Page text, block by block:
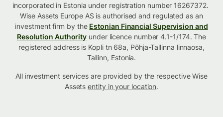
incorporated in Estonia under registration number 16267372.
Wise Assets Europe AS is authorised and regulated as an
investment firm by the Estonian Financial Supervision and
Resolution Authority under licence number 4.1-1/174. The
registered address is Kopli tn 68a, Põhja-Tallinna linnaosa,
Tallinn, Estonia.
All investment services are provided by the respective Wise
Assetsentity in your location.